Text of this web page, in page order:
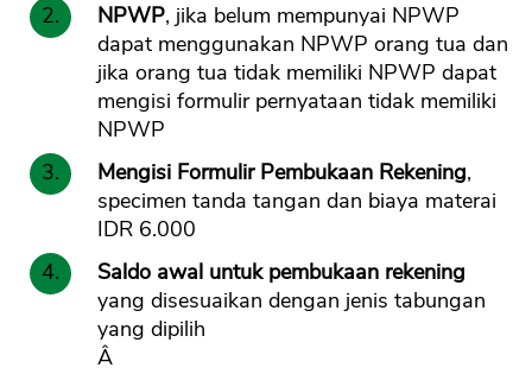
NPWP, jika belum mempunyai NPWP
dapat menggunakan NPWP orang tua dan
jika orang tua tidak memiliki NPWP dapat
mengisi formulir pernyataan tidak memiliki
NPWP
Mengisi Formulir Pembukaan Rekening,
specimen tanda tangan dan biaya materai
IDR 6.000
Saldo awal untuk pembukaan rekening
yang disesuaikan dengan jenis tabungan
yang dipilih
Â